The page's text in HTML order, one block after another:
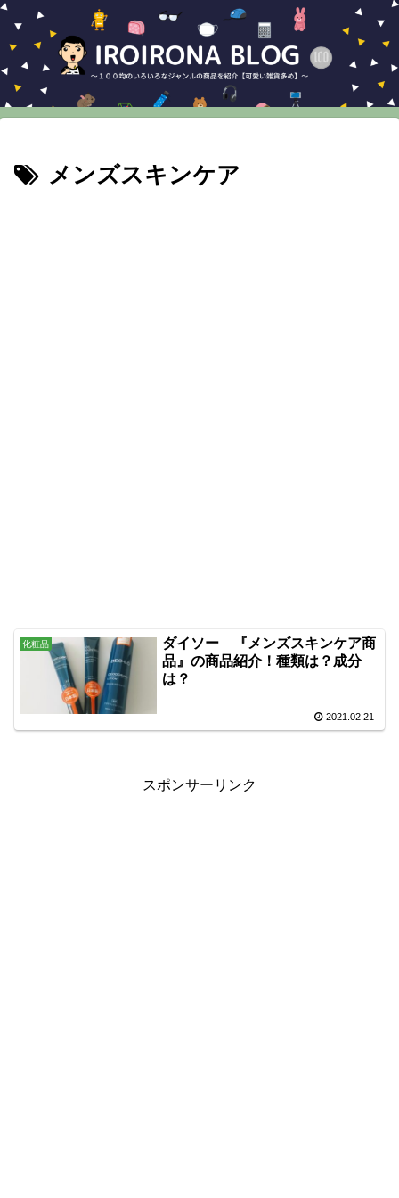
メンズスキンケア
化粧品
ダイソー 『メンズスキンケア商
品』の商品紹介！種類は？成分
は？
2021.02.21
スポンサーリンク